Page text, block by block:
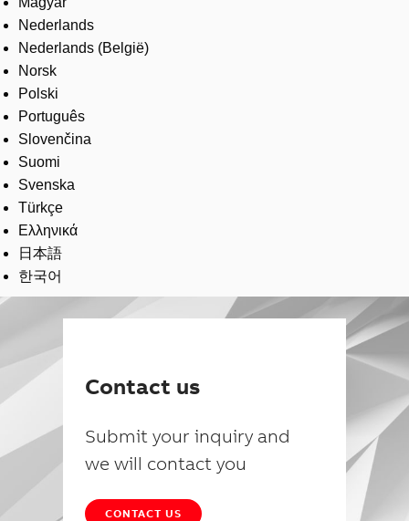
Nederlands
Nederlands (België)
Norsk
Polski
Português
Slovenčina
Suomi
Svenska
Türkçe
Ελληνικά
日本語
한국어
Contact us
Submit your inquiry and
we will contact you
CONTACT US